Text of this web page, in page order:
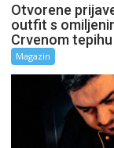
Otvorene
outfit s
Crvenom
Magazin